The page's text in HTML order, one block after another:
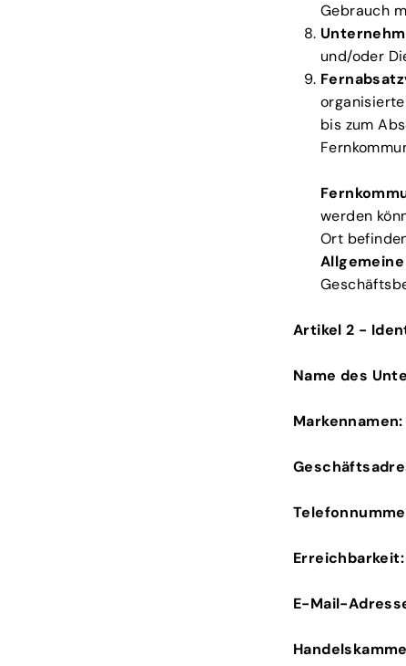
Gebrauch
und/oder
bis zum
werden
Ort
Artikel 2 -
Name des
Markennamen:
Erreichbarkeit:
E-Mail-